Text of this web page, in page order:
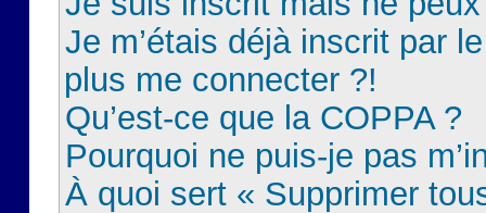
Je m’étais déjà inscrit par
plus me connecter ?!
Qu’est-ce que la COPPA ?
Pourquoi ne puis-je pas
À quoi sert « Supprimer